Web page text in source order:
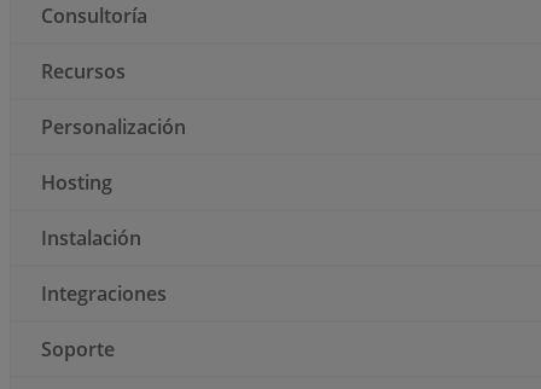
Consultoría
Recursos
Personalización
Hosting
Instalación
Integraciones
Soporte